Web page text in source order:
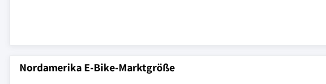
Nordamerika E-Bike-Marktgröße